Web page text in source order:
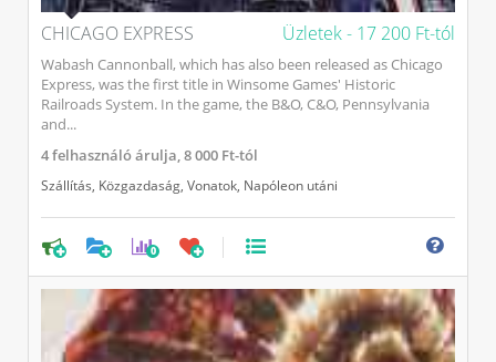
Üzletek - 17 200 Ft-tól
CHICAGO EXPRESS
Wabash Cannonball, which has also been released as Chicago
Express, was the first title in Winsome Games' Historic
Railroads System. In the game, the B&O, C&O, Pennsylvania
and...
4felhasználó árulja,8 000 Ft-tól
Szállítás Közgazdaság Vonatok Napóleon utáni
0